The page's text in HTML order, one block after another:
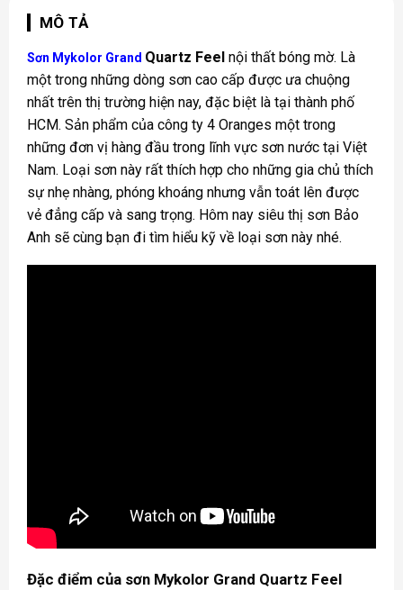
MÔ TẢ
Sơn Mykolor Grand Quartz Feelnội thất bóng mờ. Là
một trong những dòng sơn cao cấp được ưa chuộng
nhất trên thị trường hiện nay, đặc biệt là tại thành phố
HCM. Sản phẩm của công ty 4 Oranges một trong
những đơn vị hàng đầu trong lĩnh vực sơn nước tại Việt
Nam. Loại sơn này rất thích hợp cho những gia chủ thích
sự nhẹ nhàng, phóng khoáng nhưng vẫn toát lên được
vẻ đẳng cấp và sang trọng. Hôm nay siêu thị sơn Bảo
Anh sẽ cùng bạn đi tìm hiểu kỹ về loại sơn này nhé.
Đặc điểm của sơn Mykolor Grand Quartz Feel